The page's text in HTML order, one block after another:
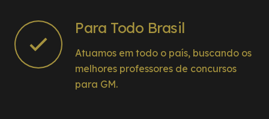
Para Todo Brasil
Atuamos em todo o país, buscando os
melhores professores de concursos
para GM.